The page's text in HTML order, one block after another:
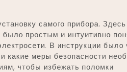
самого прибора.
простым и интуитивно
В инструкции было
какие меры безопасности
чтобы избежать поломки